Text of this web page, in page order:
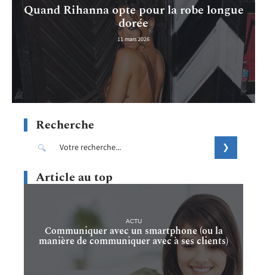
Quand Rihanna opte pour la robe longue
dorée
11 mars 2026
Recherche
Article au top
ACTU
Communiquer avec un smartphone (ou la
manière de communiquer avec à ses clients)